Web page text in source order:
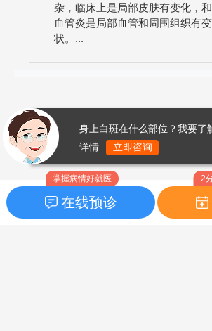
杂，临床上是局部皮肤有变化，
血管炎是局部血管和周围组织有
状。...
掌握病情好就医
在线预诊
2
身上白斑在什么部位？我要了
详情
立即咨询